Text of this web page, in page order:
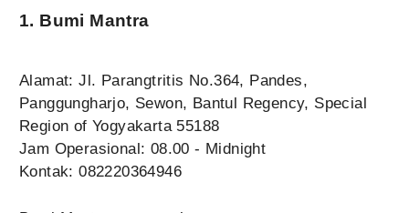
1. Bumi Mantra
Alamat: Jl. Parangtritis No.364, Pandes,
Panggungharjo, Sewon, Bantul Regency, Special
Region of Yogyakarta 55188
Jam Operasional: 08.00 - Midnight
Kontak: 082220364946